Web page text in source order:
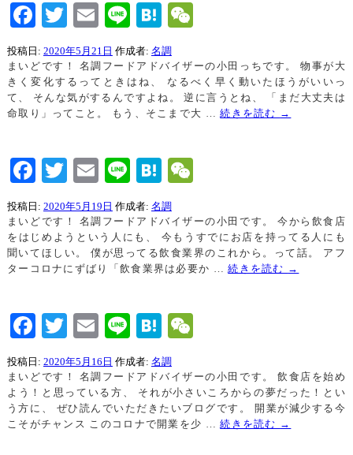
Facebook
TwitterEmailLineHatena
投稿日: 2020年5月21日 作成者: 名調
まいどです！ 名調フードアドバイザーの小田っちです。 物事が大
きく変化するってときはね、 なるべく早く動いたほうがいいっ
て、 そんな気がするんですよね。 逆に言うとね、 「まだ大丈夫は
命取り」ってこと。 もう、そこまで大 …続きを読む →
Facebook
TwitterEmailLineHatena
投稿日: 2020年5月19日 作成者: 名調
まいどです！ 名調フードアドバイザーの小田です。 今から飲食店
をはじめようという人にも、 今もうすでにお店を持ってる人にも
聞いてほしい。 僕が思ってる飲食業界のこれから。って話。 アフ
ターコロナにずばり「飲食業界は必要か …続きを読む →
Facebook
TwitterEmailLineHatena
投稿日: 2020年5月16日 作成者: 名調
まいどです！ 名調フードアドバイザーの小田です。 飲食店を始め
よう！と思っている方、 それが小さいころからの夢だった！とい
う方に、 ぜひ読んでいただきたいブログです。 開業が減少する今
こそがチャンス このコロナで開業を少 …続きを読む →